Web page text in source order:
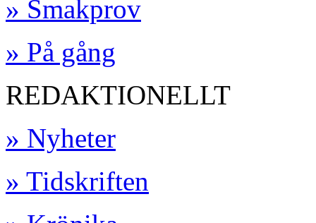
» Smakprov
» På gång
REDAKTIONELLT
» Nyheter
» Tidskriften